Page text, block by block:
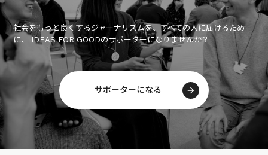
社会をもっと良くするジャーナリズムを、すべての人に届けるため
に、 IDEAS FOR GOODのサポーターになりませんか？
サポーターになる